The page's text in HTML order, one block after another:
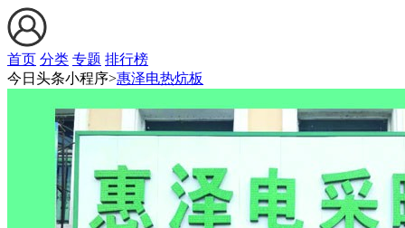
首页 分类 专题 排行榜
今日头条小程序>惠泽电热炕板